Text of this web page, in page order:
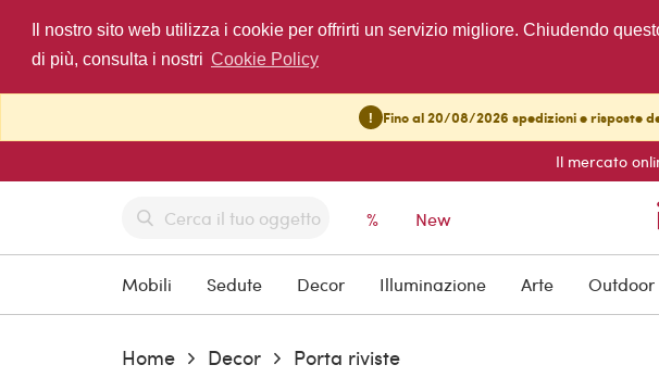
Il nostro sito web utilizza i cookie per offrirti un servizio migliore. Chiudendo
di più, consulta i nostri Cookie Policy
! Fino al 20/08/2026 spedizioni e risposte
Il mercato
% New
Mobili Sedute Decor Illuminazione Arte Outdoor
Home Decor Porta riviste